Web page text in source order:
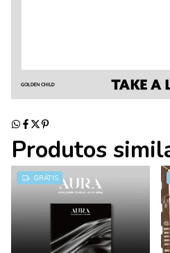
Produtos
GRÁTIS